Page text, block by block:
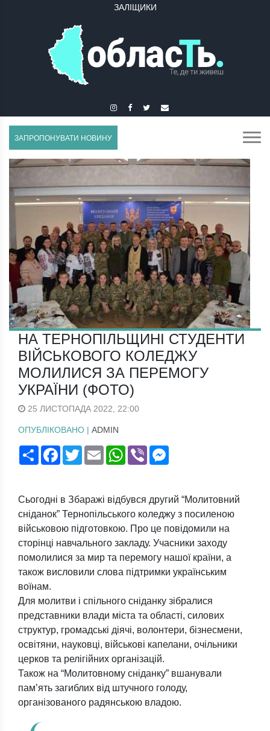
ЗБАРАЖ
ЗАЛІЩИКИ
ЗАПРОПОНУВАТИ НОВИНУ
НА ТЕРНОПІЛЬЩИНІ СТУДЕНТИ
ВІЙСЬКОВОГО КОЛЕДЖУ
МОЛИЛИСЯ ЗА ПЕРЕМОГУ
УКРАЇНИ (ФОТО)
25 ЛИСТОПАДА 2022, 22:00
ОПУБЛІКОВАНО | ADMIN
ПоширитиFacebook
TwitterEmail WhatsApp
Viber
Сьогодні в Збаражі відбувся другий “Молитовний
сніданок” Тернопільського коледжу з посиленою
військовою підготовкою. Про це повідомили на
сторінці навчального закладу. Учасники заходу
помолилися за мир та перемогу нашої країни, а
також висловили слова підтримки українським
воїнам.
Для молитви і спільного сніданку зібралися
представники влади міста та області, силових
структур, громадські діячі, волонтери, бізнесмени,
освітяни, науковці, військові капелани, очільники
церков та релігійних організацій.
Також на “Молитовному сніданку” вшанували
пам’ять загиблих від штучного голоду,
організованого радянською владою.